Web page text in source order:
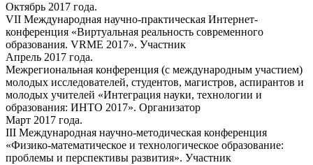
Октябрь 2017 года.
VII Международная научно-практическая Интернет-
конференция «Виртуальная реальность современного
образования. VRME 2017». Участник
Апрель 2017 года.
Межрегиональная конференция (с международным участием)
молодых исследователей, студентов, магистров, аспирантов и
молодых учителей «Интеграция науки, технологии и
образования: ИНТО 2017». Организатор
Март 2017 года.
III Международная научно-методическая конференция
«Физико-математическое и технологическое образование:
проблемы и перспективы развития». Участник